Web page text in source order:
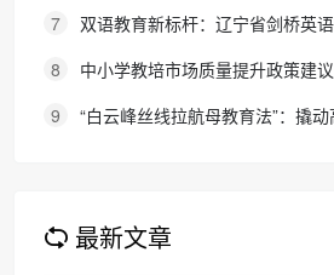
需求，协议保障助力考研梦想
7
双语教育新标杆：辽宁省剑桥英
新区华美双语学校签约剑桥英语体系教
8
中小学教培市场质量提升政策建议
9
“白云峰丝线拉航母教育法”：撬
最新文章